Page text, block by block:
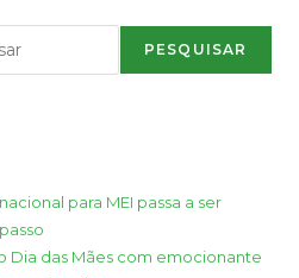
PESQUISAR
para MEI passa a ser
Dia das Mães com emocionante